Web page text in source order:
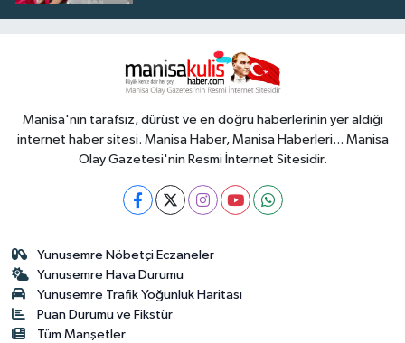
Manisa'nın tarafsız, dürüst ve en doğru haberlerinin yer aldığı
internet haber sitesi. Manisa Haber, Manisa Haberleri... Manisa
Olay Gazetesi'nin Resmi İnternet Sitesidir.
Yunusemre Nöbetçi Eczaneler
Yunusemre Hava Durumu
Yunusemre Trafik Yoğunluk Haritası
Puan Durumu ve Fikstür
Tüm Manşetler